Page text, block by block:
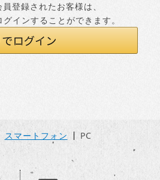
登録されたお客様は、
インすることができます。
スマートフォン PC